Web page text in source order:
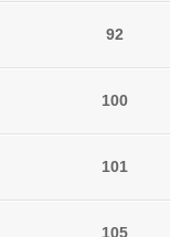
92
100
101
105